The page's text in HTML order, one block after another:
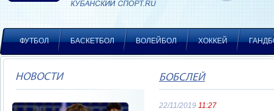
ФУТБОЛ БАСКЕТБОЛ ВОЛЕЙБОЛ ХОККЕЙ
НОВОСТИ БОБСЛЕЙ
22/11/2019 11:27